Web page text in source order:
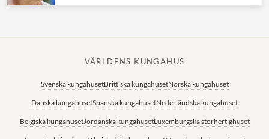
VÄRLDENS KUNGAHUS
Svenska kungahusetBrittiska kungahusetNorska kungahuset
Danska kungahusetSpanska kungahusetNederländska kungahuset
Belgiska kungahusetJordanska kungahusetLuxemburgska storhertighuset